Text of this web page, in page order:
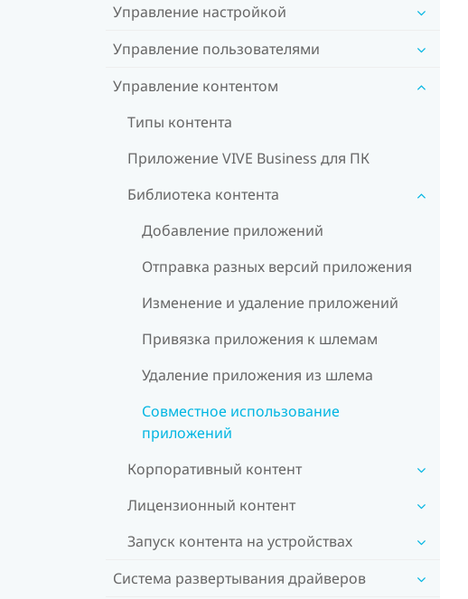
Управление настройкой
Управление пользователями
Управление контентом
Типы контента
Приложение VIVE Business для ПК
Библиотека контента
Добавление приложений
Отправка разных версий приложения
Изменение и удаление приложений
Привязка приложения к шлемам
Удаление приложения из шлема
Совместное использование
приложений
Корпоративный контент
Лицензионный контент
Запуск контента на устройствах
Система развертывания драйверов